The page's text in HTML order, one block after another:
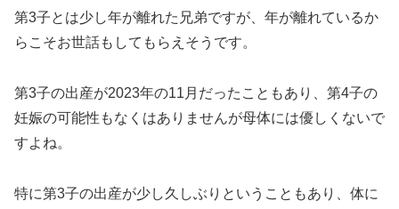
第3子とは少し年が離れた兄弟ですが、年が離れているか
らこそお世話もしてもらえそうです。
第3子の出産が2023年の11月だったこともあり、第4子の
妊娠の可能性もなくはありませんが母体には優しくないで
すよね。
特に第3子の出産が少し久しぶりということもあり、体に